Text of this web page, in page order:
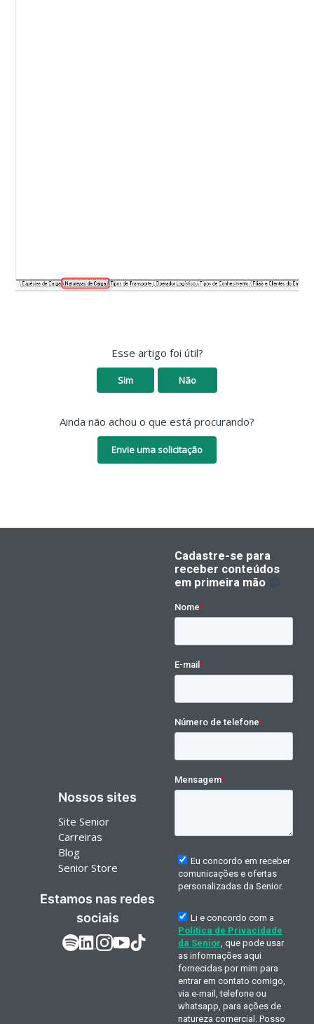
Esse artigo foi útil?
Sim Não
Ainda não achou o que está procurando?
Envie uma solicitação
Nossos sites
Site Senior
Carreiras
Blog
Senior Store
Estamos nas redes
sociais